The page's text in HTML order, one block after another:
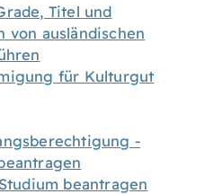
Titel und
von ausländischen
für Kulturgut
-
beantragen